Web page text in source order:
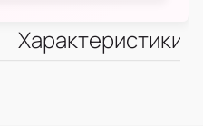
Характеристики